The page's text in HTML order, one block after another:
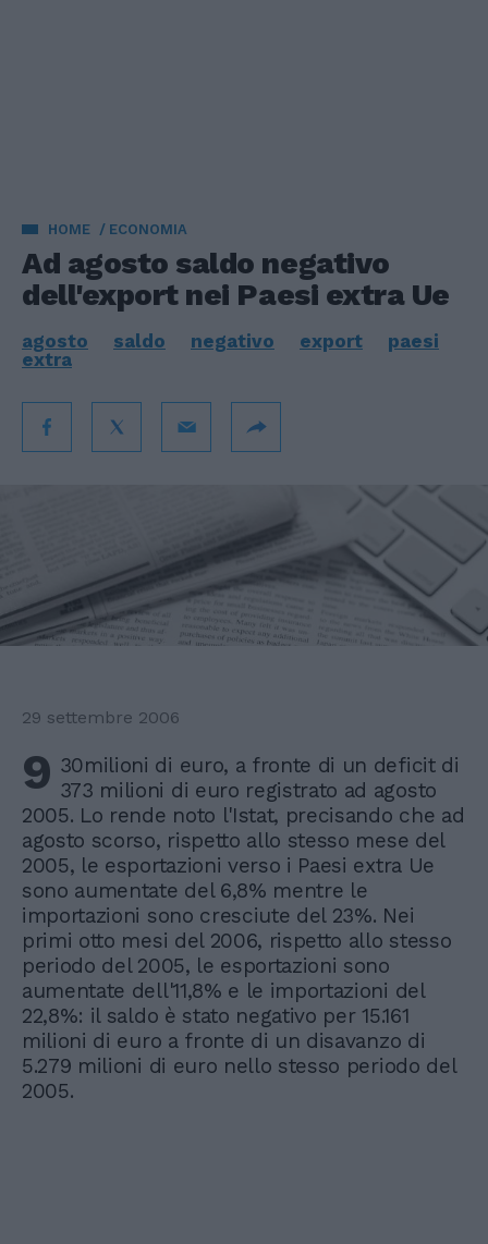
HOME ECONOMIA
Ad agosto saldo negativo
dell'export nei Paesi extra Ue
agosto saldo negativo export
paesi
extra
29 settembre 2006
9 30milioni di euro, a fronte di un deficit di
373 milioni di euro registrato ad agosto
2005. Lo rende noto l'Istat, precisando che ad
agosto scorso, rispetto allo stesso mese del
2005, le esportazioni verso i Paesi extra Ue
sono aumentate del 6,8% mentre le
importazioni sono cresciute del 23%. Nei
primi otto mesi del 2006, rispetto allo stesso
periodo del 2005, le esportazioni sono
aumentate dell'11,8% e le importazioni del
22,8%: il saldo è stato negativo per 15.161
milioni di euro a fronte di un disavanzo di
5.279 milioni di euro nello stesso periodo del
2005.